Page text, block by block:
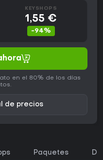
KEYSHOPS
1,55 €
-94%
en el 80% de los días
de precios
Paquetes